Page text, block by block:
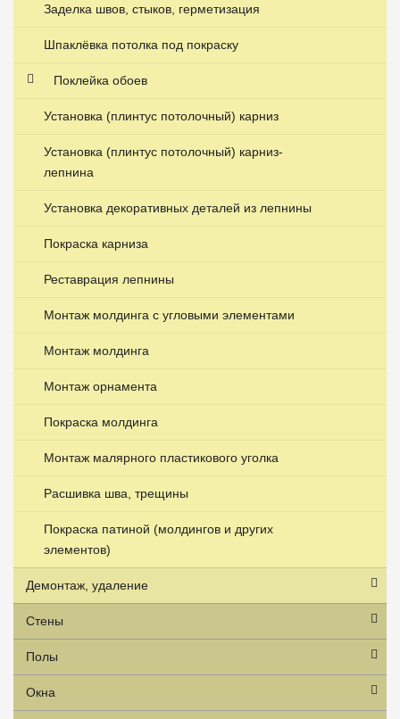
Заделка швов, стыков, герметизация
Шпаклёвка потолка под покраску
Поклейка обоев
Установка (плинтус потолочный) карниз
Установка (плинтус потолочный) карниз-
лепнина
Установка декоративных деталей из лепнины
Покраска карниза
Реставрация лепнины
Монтаж молдинга с угловыми элементами
Монтаж молдинга
Монтаж орнамента
Покраска молдинга
Монтаж малярного пластикового уголка
Расшивка шва, трещины
Покраска патиной (молдингов и других
элементов)
Демонтаж, удаление
Стены
Полы
Окна